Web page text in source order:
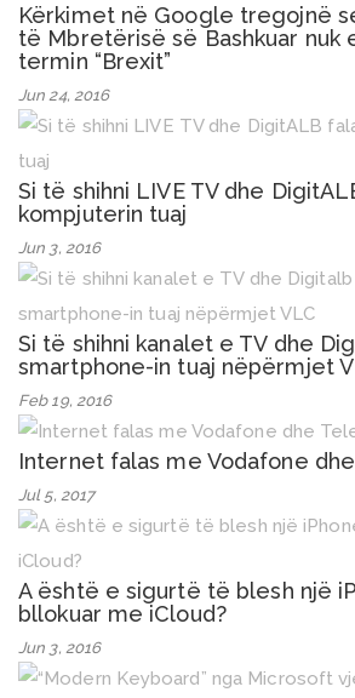
Kërkimet në Google tregojnë
të Mbretërisë së Bashkuar nuk
termin “Brexit”
Jun 24, 2016
Si të shihni LIVE TV dhe
kompjuterin tuaj
Jun 3, 2016
Si të shihni kanalet e TV dhe
smartphone-in tuaj nëpërmjet
Feb 19, 2016
Internet falas me Vodafone
Jul 5, 2017
A është e sigurtë të blesh një
bllokuar me iCloud?
Jun 3, 2016